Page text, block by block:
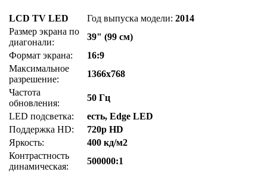
LCD TV LED Год выпуска модели:2014
Размер экрана по
диагонали:
39" (99 см)
Формат экрана:
16:9
Максимальное
разрешение:
1366x768
Частота
обновления:
50 Гц
LED подсветка:
есть, Edge LED
Поддержка HD:
720p HD
Яркость:
400 кд/м2
Контрастность
динамическая:
500000:1